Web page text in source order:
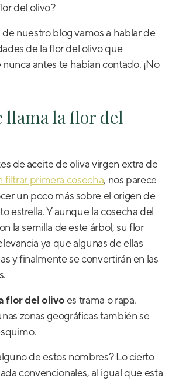
del olivo?
de nuestro blog vamos a hablar de
de la flor del olivo que
antes te habían contado. ¡No
llama la flor del
de aceite de oliva virgen extra de
filtrar primera cosecha, nos parece
un poco más sobre el origen de
estrella. Y aunque la cosecha del
la semilla de este árbol, su flor
ya que algunas de ellas
y finalmente se convertirán en las
flor del olivoes trama o rapa.
zonas geográficas también se
de estos nombres? Lo cierto
convencionales, al igual que esta